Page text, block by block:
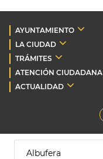
AYUNTAMIENTO
LA CIUDAD
TRÁMITES
ATENCIÓN CIUDADANA
ACTUALIDAD
Albufera